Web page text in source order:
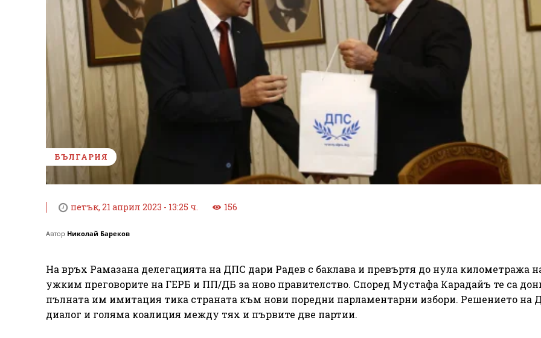
БЪЛГАРИЯ
петък, 21 април 2023 - 13:25 ч. 156
Автор Николай Бареков
На връх Рамазана делегацията на ДПС дари Радев с баклава и превъртя до нула километража
ужким преговорите на ГЕРБ и ПП/ДБ за ново правителство. Според Мустафа Карадайъ те са
пълната им имитация тика страната към нови поредни парламентарни избори. Решението на
диалог и голяма коалиция между тях и първите две партии.